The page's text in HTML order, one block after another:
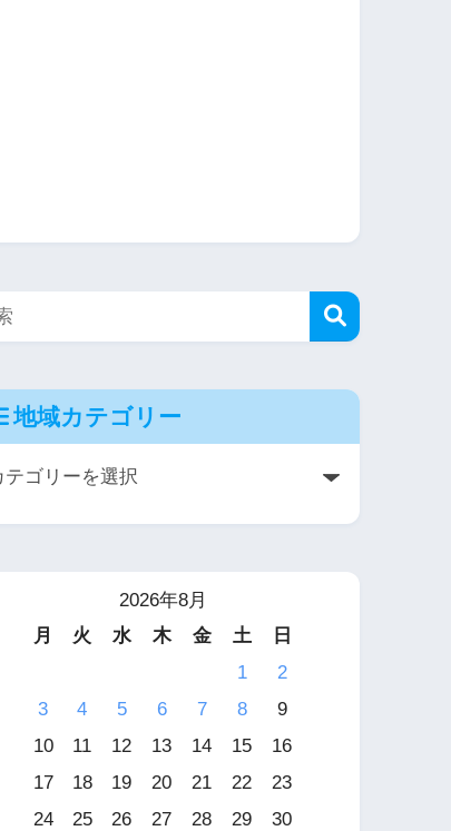
地域カテゴリー
2026年8月
月
火 水 木 金 土
日
1
2
3
4 5 6 7 8
9
10
11 12 13 14 15
16
17
18 19 20 21 22
23
24
25 26 27 28 29
30